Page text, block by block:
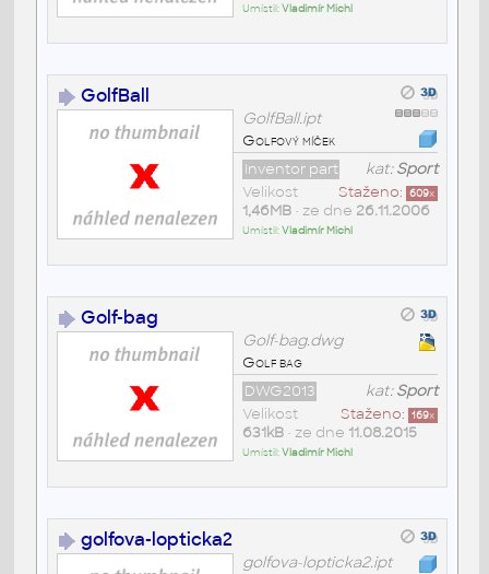
Umístil:Vladimír Michl
GolfBall
GolfBall.ipt
Golfový míček
kat:Sport
Inventor part
Staženo: 609x
Velikost
1,46MB• ze dne 26.11.2006
Umístil:Vladimír Michl
Golf-bag
Golf-bag.dwg
Golf bag
kat:Sport
DWG2013
Staženo: 169x
Velikost
631kB• ze dne 11.08.2015
Umístil:Vladimír Michl
golfova-lopticka2
golfova-lopticka2.ipt